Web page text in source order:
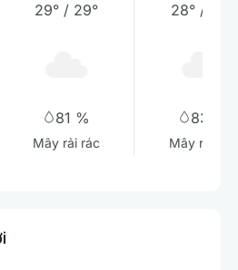
29° / 29°
81 %
Mây rải rác
28° / 29°
83 %
Mây rải rác